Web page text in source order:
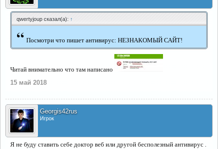
qwertyjoup сказал(а): ↑
“ Посмотри что пишет антивирус: НЕЗНАКОМЫЙ САЙТ!
Читай внимательно что там написано
15 май 2018
Georgis42rus
Игрок
Я не буду ставить себе доктор веб или другой бесполезный антивирус .